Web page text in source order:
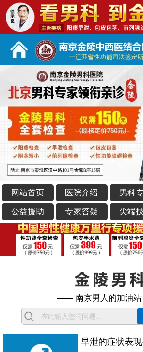
网站首页 医院介绍 男科
公益援助 专家答疑 尖端
—— 南京男人的加油
早泄的症状表